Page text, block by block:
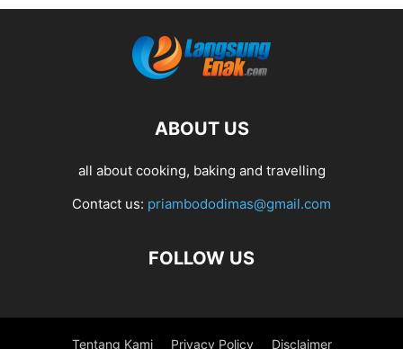
ABOUT US
all about cooking, baking and travelling
Contact us: priambododimas@gmail.com
FOLLOW US
Tentang Kami Privacy Policy Disclaimer